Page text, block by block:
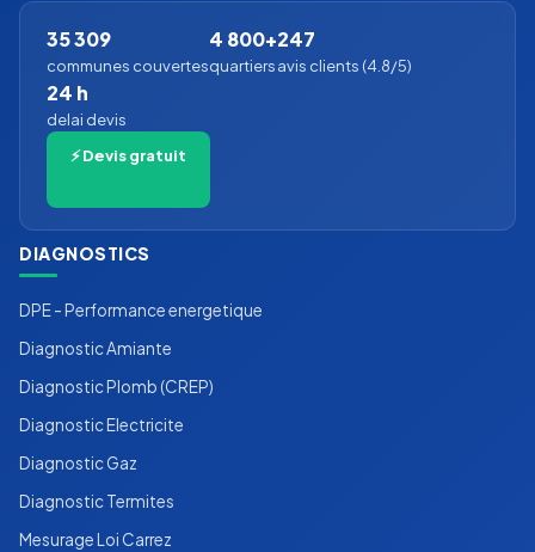
35 309
communes couvertes
4 800+
quartiers
247
avis clients (4.8/5)
24 h
delai devis
⚡ Devis gratuit
DIAGNOSTICS
DPE - Performance energetique
Diagnostic Amiante
Diagnostic Plomb (CREP)
Diagnostic Electricite
Diagnostic Gaz
Diagnostic Termites
Mesurage Loi Carrez